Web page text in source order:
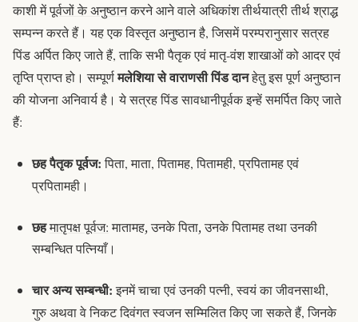
काशी मेंपूर्वजों के अनुष्ठानकरने आने वाले अधिकांश तीर्थयात्रीतीर्थ श्राद्ध
सम्पन्न करते हैं। यह एक विस्तृत अनुष्ठान है, जिसमें परम्परानुसार सत्रह
पिंडअर्पित किए जाते हैं, ताकि सभी पैतृक एवं मातृ-वंश शाखाओं को आदर एवं
तृप्ति प्राप्त हो। सम्पूर्णमलेशिया से वाराणसी पिंड दानहेतु इस पूर्ण अनुष्ठान
की योजना अनिवार्य है। ये सत्रह पिंड सावधानीपूर्वक इन्हें समर्पित किए जाते
हैं:
छह पैतृक पूर्वज:पिता, माता, पितामह, पितामही, प्रपितामह एवं
प्रपितामही।
छहमातृपक्ष पूर्वज:मातामह, उनके पिता, उनके पितामह तथा उनकी
सम्बन्धित पत्नियाँ।
चार अन्य सम्बन्धी:इनमें चाचा एवं उनकी पत्नी, स्वयं का जीवनसाथी,
गुरु अथवा वे निकट दिवंगत स्वजन सम्मिलित किए जा सकते हैं, जिनके